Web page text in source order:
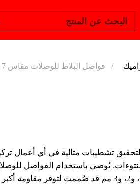
البحث عن المنتج
فواصل البلاط للوصلات مقاس 7 مم
مقاس 7 مم
بدعائم داخلية
تشطيبات مثالية في أي أعمال
الرصف بأقل وصلة ممكنة. إن بنية الفواصل الهائلة